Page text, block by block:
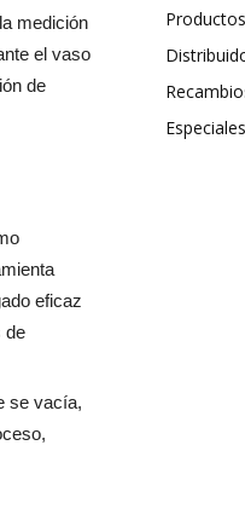
medición
el vaso
de
eficaz
de
se vacía,
Productos
Especiales